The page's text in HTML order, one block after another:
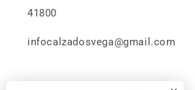
41800
infocalzadosvega@gmail.com